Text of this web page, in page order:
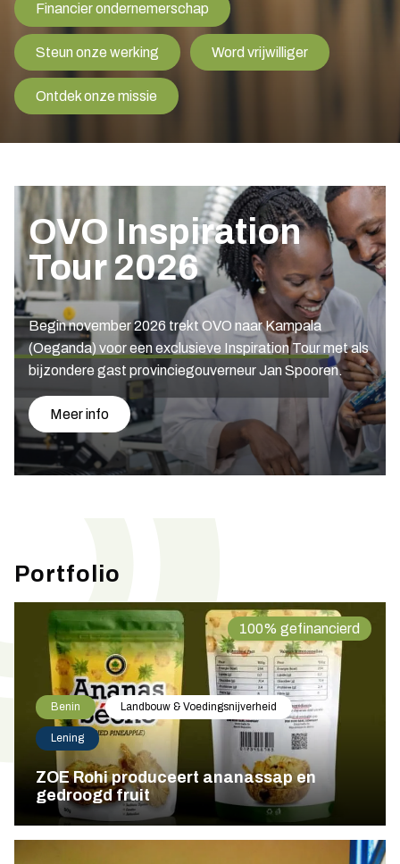
Financier ondernemerschap
Steun onze werking Word vrijwilliger
Ontdek onze missie
OVO Inspiration
Tour 2026
Begin november 2026 trekt OVO naar Kampala
(Oeganda) voor een exclusieve Inspiration Tour met als
bijzondere gast provinciegouverneur Jan Spooren.
Meer info
Portfolio
100% gefinancierd
Benin Landbouw & Voedingsnijverheid
Lening
ZOE Rohi produceert ananassap en
gedroogd fruit